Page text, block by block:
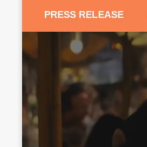
PRESS RELEASE